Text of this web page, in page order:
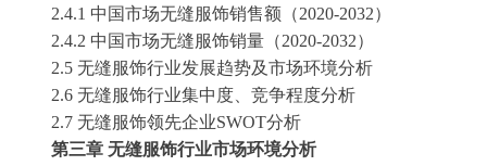
2.4.1 中国市场无缝服饰销售额（2020-2032）
2.4.2 中国市场无缝服饰销量（2020-2032）
2.5 无缝服饰行业发展趋势及市场环境分析
2.6 无缝服饰行业集中度、竞争程度分析
2.7 无缝服饰领先企业SWOT分析
第三章 无缝服饰行业市场环境分析